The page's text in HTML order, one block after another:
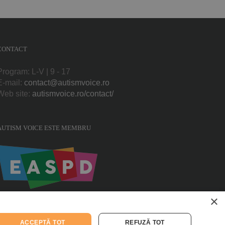
L-V | 9 - 17
mail: contact@autismvoice.ro
site: autismvoice.ro/contact/
VOICE ESTE MEMBRU
×
ACCEPTĂ TOT REFUZĂ TOT